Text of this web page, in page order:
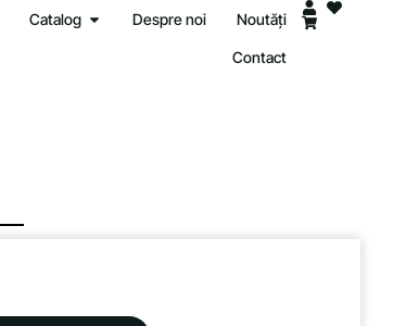
Catalog Despre noi Noutăți
Contact